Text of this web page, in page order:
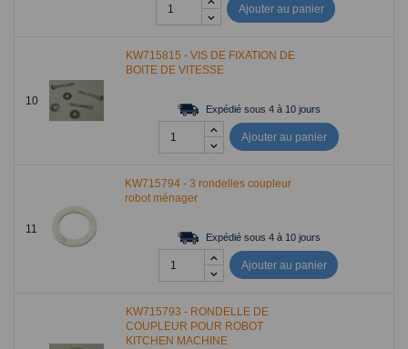
Ajouter au panier
10
KW715815 - VIS DE FIXATION DE
BOITE DE VITESSE
Expédié sous 4 à 10 jours
Ajouter au panier
11
KW715794 - 3 rondelles coupleur
robot ménager
Expédié sous 4 à 10 jours
Ajouter au panier
KW715793 - RONDELLE DE
COUPLEUR POUR ROBOT
KITCHEN MACHINE